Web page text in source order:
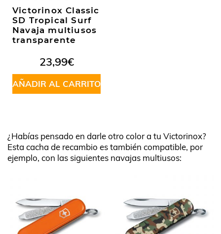
Victorinox Classic
SD Tropical Surf
Navaja multiusos
transparente
23,99€
AÑADIR AL CARRITO
¿Habías pensado en darle otro color a tu Victorinox?
Esta cacha de recambio es también compatible, por
ejemplo, con las siguientes navajas multiusos: